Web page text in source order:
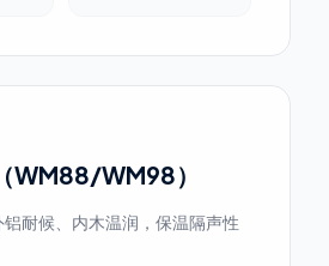
WM88/WM98）
耐候、内木温润，保温隔声性